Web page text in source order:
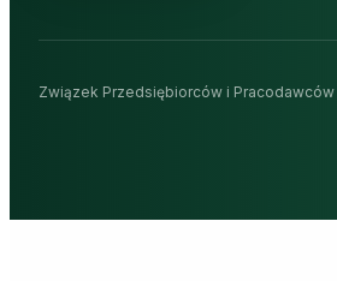
Związek Przedsiębiorców i